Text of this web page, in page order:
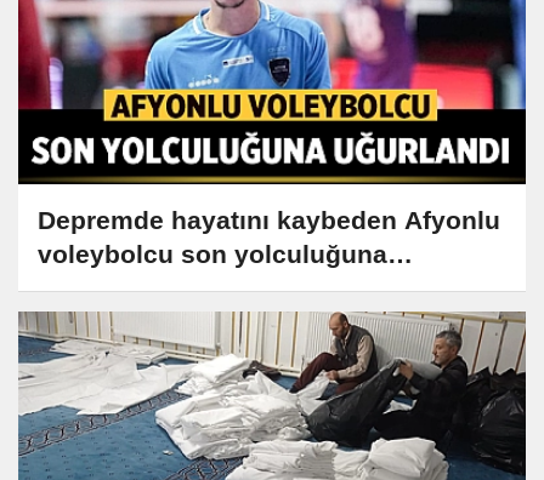
Depremde hayatını kaybeden Afyonlu
voleybolcu son yolculuğuna
uğurlandı